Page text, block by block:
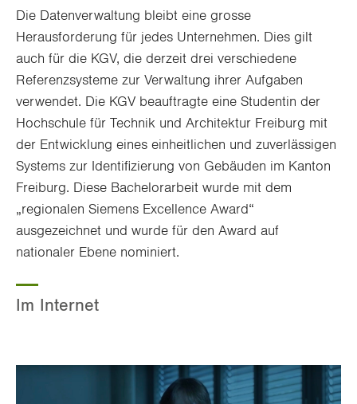
Die Datenverwaltung bleibt eine grosse
Herausforderung für jedes Unternehmen. Dies gilt
auch für die KGV, die derzeit drei verschiedene
Referenzsysteme zur Verwaltung ihrer Aufgaben
verwendet. Die KGV beauftragte eine Studentin der
Hochschule für Technik und Architektur Freiburg mit
der Entwicklung eines einheitlichen und zuverlässigen
Systems zur Identifizierung von Gebäuden im Kanton
Freiburg. Diese Bachelorarbeit wurde mit dem
„regionalen Siemens Excellence Award“
ausgezeichnet und wurde für den Award auf
nationaler Ebene nominiert.
Im Internet